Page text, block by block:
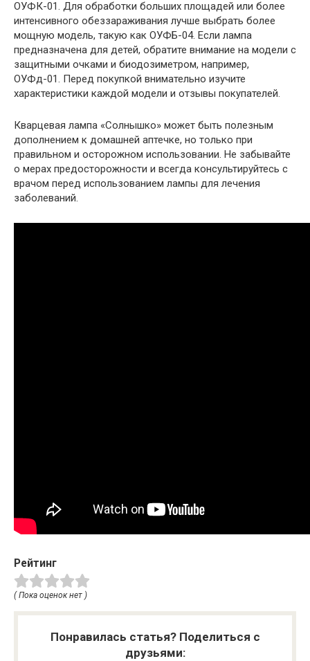
ОУФК-01. Для обработки больших площадей или более
интенсивного обеззараживания лучше выбрать более
мощную модель, такую как ОУФБ-04. Если лампа
предназначена для детей, обратите внимание на модели с
защитными очками и биодозиметром, например,
ОУФд-01. Перед покупкой внимательно изучите
характеристики каждой модели и отзывы покупателей.
Кварцевая лампа «Солнышко» может быть полезным
дополнением к домашней аптечке, но только при
правильном и осторожном использовании. Не забывайте
о мерах предосторожности и всегда консультируйтесь с
врачом перед использованием лампы для лечения
заболеваний.
Рейтинг
( Пока оценок нет )
Понравилась статья? Поделиться с
друзьями: